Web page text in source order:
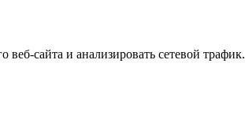
сайта и анализировать сетевой трафик.